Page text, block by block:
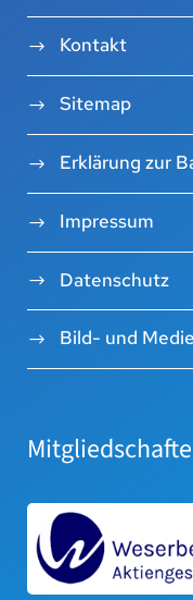
Kontakt
Sitemap
Erklärung zur
Impressum
Datenschutz
Bild- und